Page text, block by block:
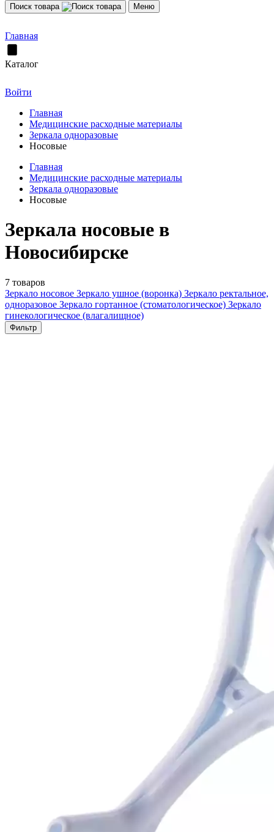
Поиск товара Меню
Главная
Каталог
Войти
Главная
Медицинские расходные материалы
Зеркала одноразовые
Носовые
Главная
Медицинские расходные материалы
Зеркала одноразовые
Носовые
Зеркала носовые в
Новосибирске
7 товаров
Зеркало носовое Зеркало ушное (воронка) Зеркало ректальное,
одноразовое Зеркало гортанное (стоматологическое) Зеркало
гинекологическое (влагалищное)
Фильтр